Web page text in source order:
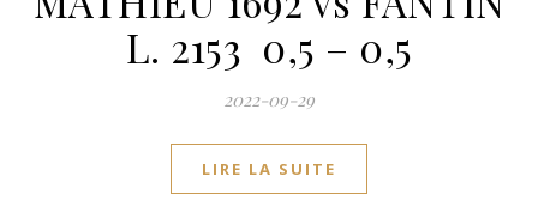
L. 2153 0,5 – 0,5
2022-09-29
LIRE LA SUITE